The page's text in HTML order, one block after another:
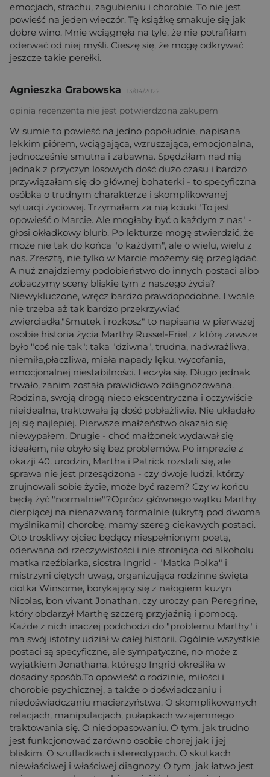
emocjach, strachu, zagubieniu i chorobie. To nie jest
powieść na jeden wieczór. Tę książkę smakuje się jak
dobre wino. Mnie wciągnęła na tyle, że nie potrafiłam
oderwać od niej myśli. Cieszę się, że mogę odkrywać
jeszcze takie perełki.
Agnieszka Grabowska 13/04/2022
opinia recenzenta nie jest potwierdzona zakupem
W sumie to powieść na jedno popołudnie, napisana
lekkim piórem, wciągająca, wzruszająca, emocjonalna,
jednocześnie smutna i zabawna. Spędziłam nad nią
jednak z przyczyn losowych dość dużo czasu i bardzo
przywiązałam się do głównej bohaterki - to specyficzna
osóbka o trudnym charakterze i skomplikowanej
sytuacji życiowej. Trzymałam za nią kciuki."To jest
opowieść o Marcie. Ale mogłaby być o każdym z nas" -
głosi okładkowy blurb. Po lekturze mogę stwierdzić, że
może nie tak do końca "o każdym", ale o wielu, wielu z
nas. Zresztą, nie tylko w Marcie możemy się przeglądać.
A nuż znajdziemy podobieństwo do innych postaci albo
zobaczymy sceny bliskie tym z naszego życia?
Niewykluczone, wręcz bardzo prawdopodobne. I wcale
nie trzeba aż tak bardzo przekrzywiać
zwierciadła."Smutek i rozkosz" to napisana w pierwszej
osobie historia życia Marthy Russel-Friel, z którą zawsze
było "coś nie tak": taka "dziwna", trudna, nadwrażliwa,
niemiła,płaczliwa, miała napady lęku, wycofania,
emocjonalnej niestabilności. Leczyła się. Długo jednak
trwało, zanim została prawidłowo zdiagnozowana.
Rodzina, swoją drogą nieco ekscentryczna i oczywiście
nieidealna, traktowała ją dość pobłażliwie. Nie układało
jej się najlepiej. Pierwsze małżeństwo okazało się
niewypałem. Drugie - choć małżonek wydawał się
ideałem, nie obyło się bez problemów. Po imprezie z
okazji 40. urodzin, Martha i Patrick rozstali się, ale
sprawa nie jest przesądzona - czy dwoje ludzi, którzy
zrujnowali sobie życie, może być razem? Czy w końcu
będą żyć "normalnie"?Oprócz głównego wątku Marthy
cierpiącej na nienazwaną formalnie (ukrytą pod dwoma
myślnikami) chorobę, mamy szereg ciekawych postaci.
Oto troskliwy ojciec będący niespełnionym poetą,
oderwana od rzeczywistości i nie stroniąca od alkoholu
matka rzeźbiarka, siostra Ingrid - "Matka Polka" i
mistrzyni ciętych uwag, organizująca rodzinne święta
ciotka Winsome, borykający się z nałogiem kuzyn
Nicolas, bon vivant Jonathan, czy uroczy pan Peregrine,
który obdarzył Marthę szczerą przyjaźnią i pomocą.
Każde z nich inaczej podchodzi do "problemu Marthy" i
ma swój istotny udział w całej historii. Ogólnie wszystkie
postaci są specyficzne, ale sympatyczne, no może z
wyjątkiem Jonathana, którego Ingrid określiła w
dosadny sposób.To opowieść o rodzinie, miłości i
chorobie psychicznej, a także o doświadczaniu i
niedoświadczaniu macierzyństwa. O skomplikowanych
relacjach, manipulacjach, pułapkach wzajemnego
traktowania się. O niedopasowaniu. O tym, jak trudno
jest funkcjonować zarówno osobie chorej jak i jej
bliskim. O szufladkach i stereotypach. O skutkach
niewłaściwej i właściwej diagnozy. O tym, jak łatwo jest